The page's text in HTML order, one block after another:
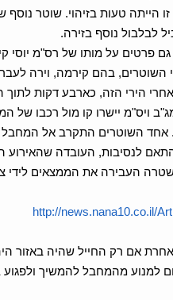
הייתה טעות בזיהוי. שוטר
לבלבול נוסף בזירה.
פרטים על מותו של רס"מ
בהם קירמה, וירה לעבר
הירי הזה, כארבע דקות
אחד השוטרים התקרב אל המחבל
לנסיבות, העובדה שהאירוע
העבירה את הממצאים לידי
http://news.nana10.co.il/
אחרת אם רק החייל שהיה באזור
למנוע מהמחבל להמשיך ולפגוע